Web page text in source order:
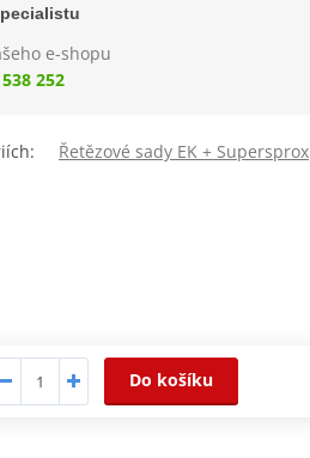
e-shopu
252
Řetězové sady EK + Supersprox
Do košíku